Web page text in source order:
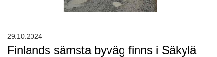
Finlands sämsta byväg finns i Säkylä
29.10.2024